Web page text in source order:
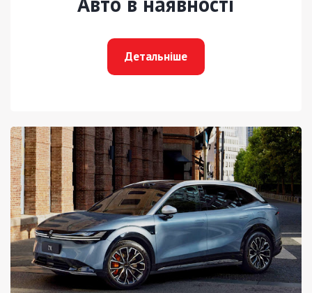
Детальніше